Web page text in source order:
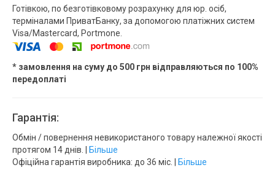
Готівкою, по безготівковому розрахунку для юр. осіб,
терміналами ПриватБанку, за допомогою платіжних систем
Visa/Mastercard, Portmone.
* замовлення на суму до 500 грн відправляються по 100%
передоплаті
Гарантія:
Обмін / повернення невикористаного товару належної якості
протягом 14 днів. |
Більше
Офіційна гарантія виробника: до 36 міс. |
Більше